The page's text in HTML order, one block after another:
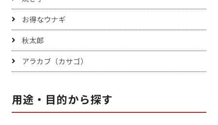
お得なウナギ
秋太郎
アラカブ（カサゴ）
用途・目的から探す